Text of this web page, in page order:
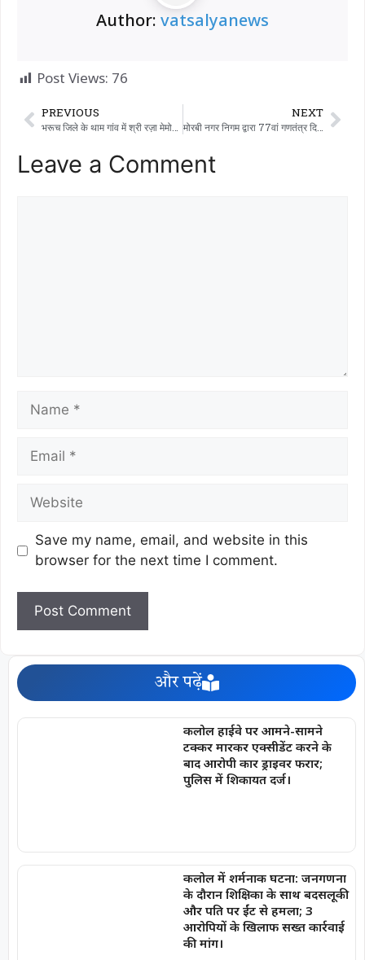
Author: vatsalyanews
Post Views: 76
PREVIOUS
भरूच जिले के थाम गांव में श्री रज़ा मेमोरियल हाई स्कूल ने 26 जनवरी को गणतंत्र दिवस मनाया।
NEXT
मोरबी नगर निगम द्वारा 77वां गणतंत्र दिवस धूमधाम से मनाया गया।
Leave a Comment
Save my name, email, and website in this
browser for the next time I comment.
और पढ़ें
कलोल हाईवे पर आमने-सामने
टक्कर मारकर एक्सीडेंट करने के
बाद आरोपी कार ड्राइवर फरार;
पुलिस में शिकायत दर्ज।
कलोल में शर्मनाक घटना: जनगणना
के दौरान शिक्षिका के साथ बदसलूकी
और पति पर ईंट से हमला; 3
आरोपियों के खिलाफ सख्त कार्रवाई
की मांग।